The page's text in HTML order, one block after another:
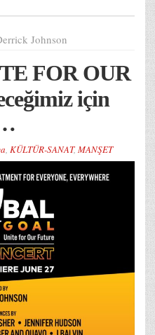
Johnson
FOR OUR
için
, KÜLTÜR-SANAT, MANŞET